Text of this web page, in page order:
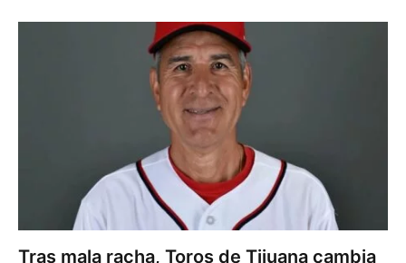
Tras mala racha, Toros de Tijuana cambia